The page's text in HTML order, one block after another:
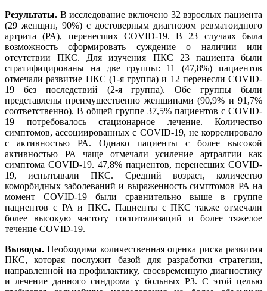
Результаты. В исследование включено 32 взрослых пациента
(29 женщин, 90%) с достоверным диагнозом ревматоидного
артрита (РА), перенесших COVID-19. В 23 случаях была
возможность сформировать суждение о наличии или
отсутствии ПКС. Для изучения ПКС 23 пациента были
стратифицированы на две группы: 11 (47,8%) пациентов
отмечали развитие ПКС (1-я группа) и 12 перенесли COVID-
19 без последствий (2-я группа). Обе группы были
представлены преимущественно женщинами (90,9% и 91,7%
соответственно). В общей группе 37,5% пациентов с COVID-
19 потребовалось стационарное лечение. Количество
симптомов, ассоциированных с COVID-19, не коррелировало
с активностью РА. Однако пациенты с более высокой
активностью РА чаще отмечали усиление артралгии как
симптома COVID-19. 47,8% пациентов, перенесших COVID-
19, испытывали ПКС. Средний возраст, количество
коморбидных заболеваний и выраженность симптомов РА на
момент COVID-19 были сравнительно выше в группе
пациентов с РА и ПКС. Пациенты с ПКС также отмечали
более высокую частоту госпитализаций и более тяжелое
течение COVID-19.
Выводы. Необходима количественная оценка риска развития
ПКС, которая послужит базой для разработки стратегии,
направленной на профилактику, своевременную диагностику
и лечение данного синдрома у больных РЗ. С этой целью